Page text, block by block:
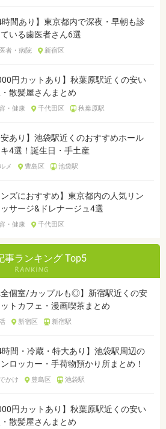
時間あり】東京都内で深夜・早朝も診
いる歯医者さん6選
者・病院 新宿区
円カットあり】秋葉原駅近くの安い
散髪屋さんまとめ
・健康 千代田区 秋葉原駅
安あり】池袋駅近くのおすすめホール
4選！誕生日・手土産
メ 豊島区 池袋駅
ンズにおすすめ】東京都内の人気リン
サージ&ドレナージュ4選
・健康 千代田区
事ランキング Top5
全個室/カップルも◎】新宿駅近くの安
トカフェ・漫画喫茶まとめ
新宿区 新宿駅
時間・冷蔵・特大あり】池袋駅周辺の
ロッカー・手荷物預かり所まとめ！
かけ 豊島区 池袋駅
円カットあり】秋葉原駅近くの安い
散髪屋さんまとめ